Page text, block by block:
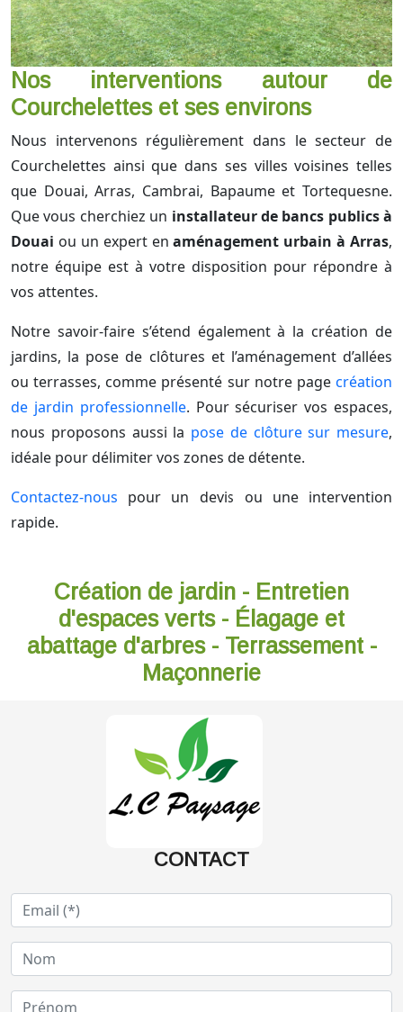
Nos interventions autour de
Courchelettes et ses environs
Nous intervenons régulièrement dans le secteur de
Courchelettes ainsi que dans ses villes voisines telles
que Douai, Arras, Cambrai, Bapaume et Tortequesne.
Que vous cherchiez un installateur de bancs publics à
Douai ou un expert enaménagement urbain à Arras,
notre équipe est à votre disposition pour répondre à
vos attentes.
Notre savoir-faire s’étend également à la création de
jardins, la pose de clôtures et l’aménagement d’allées
ou terrasses, comme présenté sur notre page création
de jardin professionnelle. Pour sécuriser vos espaces,
nous proposons aussi la pose de clôture sur mesure,
idéale pour délimiter vos zones de détente.
Contactez-nous pour un devis ou une intervention
rapide.
Création de jardin - Entretien
d'espaces verts - Élagage et
abattage d'arbres - Terrassement -
Maçonnerie
CONTACT